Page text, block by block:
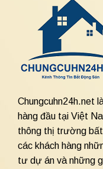
Chungcuhn24h.net
hàng đầu tại Việt
thông thị trường bất
các khách hàng
tư dự án và những